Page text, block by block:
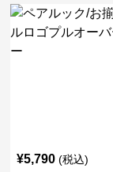
¥5,790 (税込)